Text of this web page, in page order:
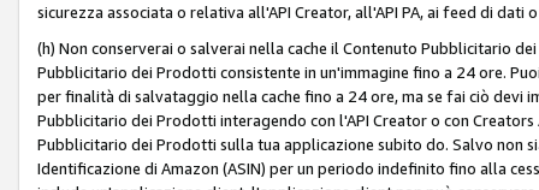
sicurezza associata o relativa all'API Creator, all'API PA, ai feed di
(h) Non conserverai o salverai nella cache il Contenuto Pubblicitario
Pubblicitario dei Prodotti consistente in un'immagine fino a 24 ore.
per finalità di salvataggio nella cache fino a 24 ore, ma se fai ciò
Pubblicitario dei Prodotti interagendo con l'API Creator o con
Pubblicitario dei Prodotti sulla tua applicazione subito do. Salvo non
Identificazione di Amazon (ASIN) per un periodo indefinito fino alla